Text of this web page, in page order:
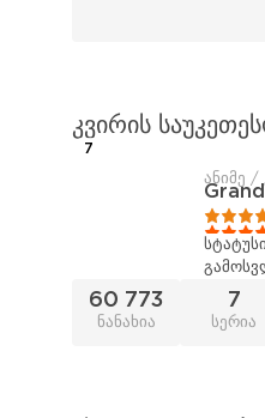
კვირის
7
ანიმე /
60 773
ნანახია
7
სერია